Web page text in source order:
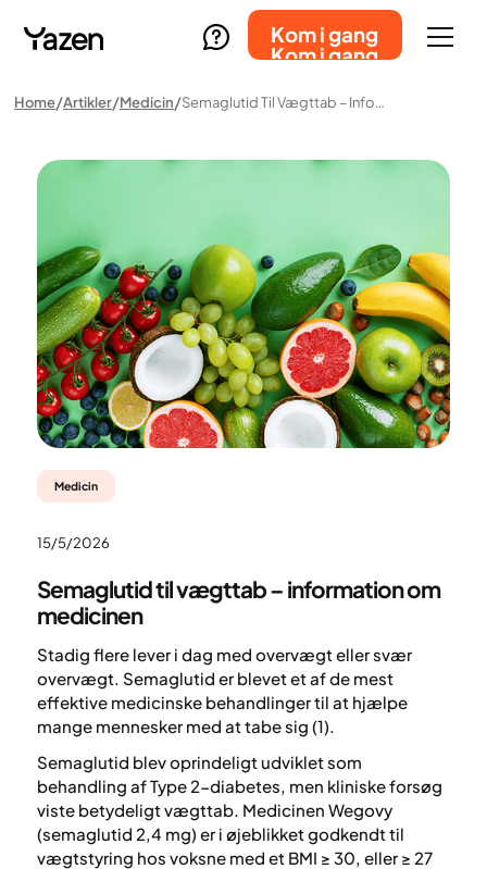
Kom i gang
Kom i gang
Home Artikler Medicin Semaglutid Til Vægttab – Information Om Medicinen
Medicin
15/5/2026
Semaglutid til vægttab – information om
medicinen
Stadig flere lever i dag med overvægt eller svær
overvægt. Semaglutid er blevet et af de mest
effektive medicinske behandlinger til at hjælpe
mange mennesker med at tabe sig (1).
Semaglutid blev oprindeligt udviklet som
behandling af Type 2-diabetes, men kliniske forsøg
viste betydeligt vægttab. Medicinen Wegovy
(semaglutid 2,4 mg) er i øjeblikket godkendt til
vægtstyring hos voksne med et BMI ≥ 30, eller ≥ 27